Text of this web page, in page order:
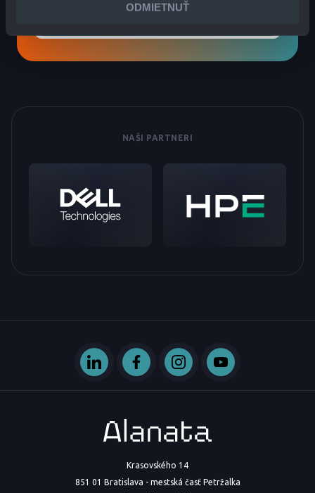
ODMIETNUŤ
NAŠI PARTNERI
Krasovského 14
851 01 Bratislava - mestská časť Petržalka